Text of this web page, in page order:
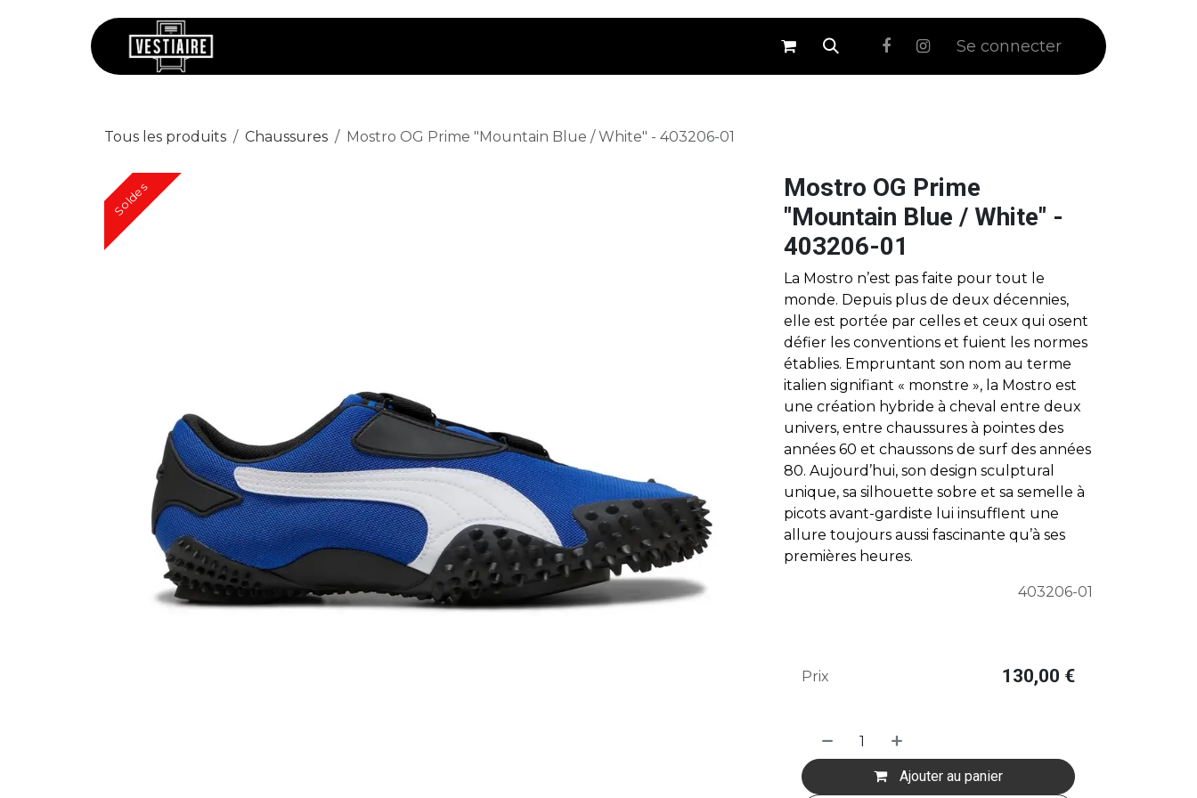
⚪ Soldes Se connecter
Tous les produits Chaussures Mostro OG Prime "Mountain Blue / White" - 403206-01
Soldes
Mostro OG Prime
"Mountain Blue / White" -
403206-01
La Mostro n’est pas faite pour tout le
monde. Depuis plus de deux décennies,
elle est portée par celles et ceux qui osent
défier les conventions et fuient les normes
établies. Empruntant son nom au terme
italien signifiant « monstre », la Mostro est
une création hybride à cheval entre deux
univers, entre chaussures à pointes des
années 60 et chaussons de surf des années
80. Aujourd’hui, son design sculptural
unique, sa silhouette sobre et sa semelle à
picots avant-gardiste lui insufflent une
allure toujours aussi fascinante qu’à ses
premières heures.
403206-01
Ajouter au panier
Prix 130,00 €